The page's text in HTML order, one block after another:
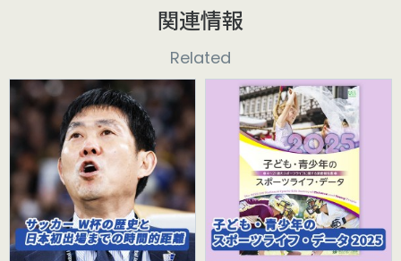
関連情報
Related